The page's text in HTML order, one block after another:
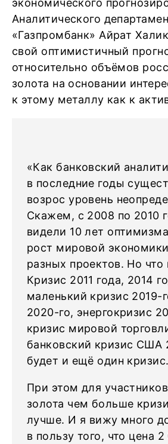
экономического
Аналитического
«Газпромбанк» Айрат
свой оптимистичный
относительно объёмов
золота на основании
к этому металлу как к
«Как банковский
в последние годы
возрос уровень
Скажем, с 2008 по 2010
видели 10 лет
рост мировой
разных проектов. Но что
Кризис 2011 года, 2014
маленький кризис 2019-
2020-го, энергокризис
кризис мировой
банковский кризис США
будет и ещё один кризис.
При этом для
золота чем больше
лучше. И я вижу много
в пользу того, что цена